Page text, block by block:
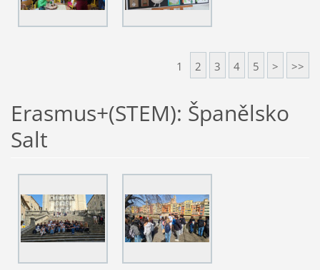
1 2 3 4 5 > >>
Erasmus+(STEM): Španělsko
Salt